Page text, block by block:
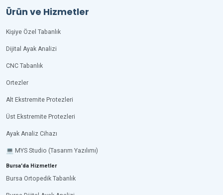
Ürün ve Hizmetler
Kişiye Özel Tabanlık
Dijital Ayak Analizi
CNC Tabanlık
Ortezler
Alt Ekstremite Protezleri
Üst Ekstremite Protezleri
Ayak Analiz Cihazı
💻 MYS Studio (Tasarım Yazılımı)
Bursa'da Hizmetler
Bursa Ortopedik Tabanlık